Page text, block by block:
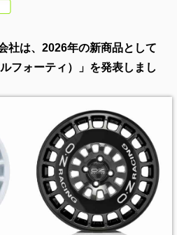
社は、2026年の新商品として
フォーティ）」を発表しまし